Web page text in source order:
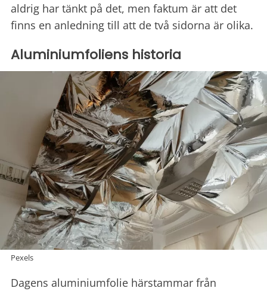
aldrig har tänkt på det, men faktum är att det
finns en anledning till att de två sidorna är olika.
Aluminiumfoliens historia
Pexels
Dagens aluminiumfolie härstammar från